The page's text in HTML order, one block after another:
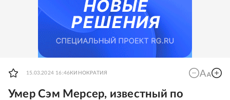
15.03.2024 16:46 КИНОКРАТИЯ
Умер Сэм Мерсер, известный по